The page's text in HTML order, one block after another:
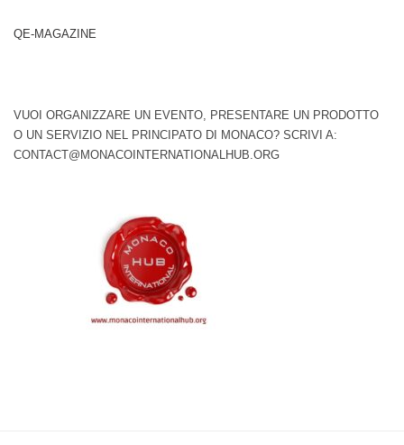
QE-MAGAZINE
VUOI ORGANIZZARE UN EVENTO, PRESENTARE UN PRODOTTO
O UN SERVIZIO NEL PRINCIPATO DI MONACO? SCRIVI A:
CONTACT@MONACOINTERNATIONALHUB.ORG